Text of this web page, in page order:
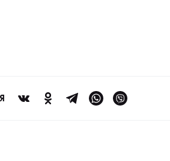
выполнена в эргономичной
шестиугольника, чтобы пальцы в
особые декоративные детали